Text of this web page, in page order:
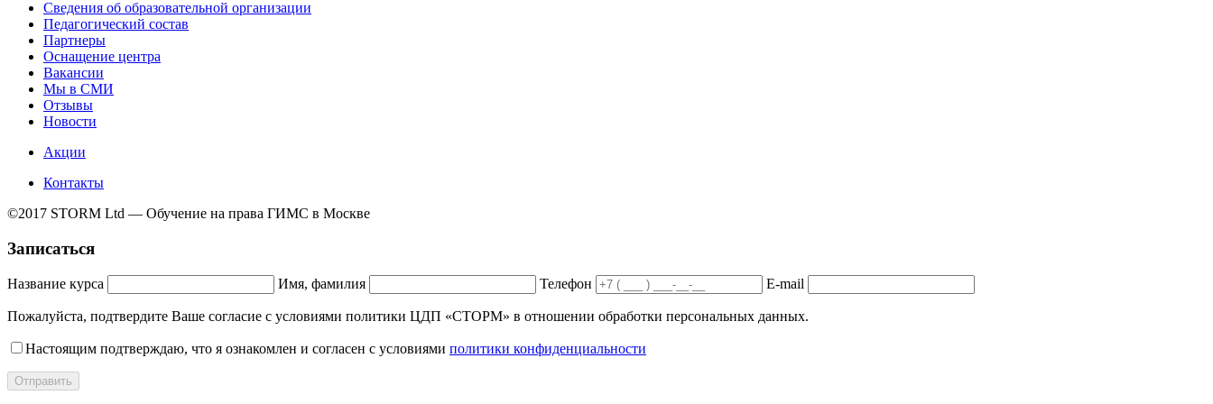
Сведения об образовательной организации
Педагогический состав
Партнеры
Оснащение центра
Вакансии
Мы в СМИ
Отзывы
Новости
Акции
Контакты
©2017 STORM Ltd — Обучение на права ГИМС в Москве
Записаться
Название курса Имя, фамилия Телефон E-mail
Пожалуйста, подтвердите Ваше согласие с условиями политики ЦДП «СТОРМ» в отношении обработки персональных данных.
Настоящим подтверждаю, что я ознакомлен и согласен с условиями политики конфиденциальности
Отправить